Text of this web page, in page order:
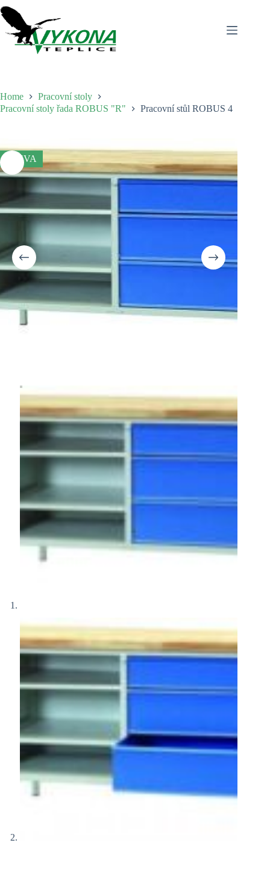
Skip
to
content
Home
Pracovní stoly
Pracovní stoly řada ROBUS "R"
Pracovní stůl ROBUS 4
SLEVA